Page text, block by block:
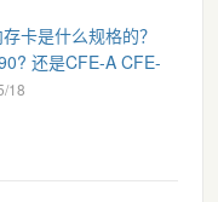
卡是什么规格的？
还是CFE-A CFE-
18